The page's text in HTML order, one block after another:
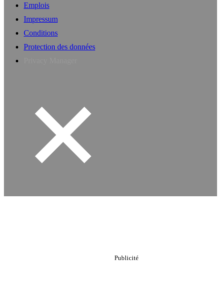
Emplois
Impressum
Conditions
Protection des données